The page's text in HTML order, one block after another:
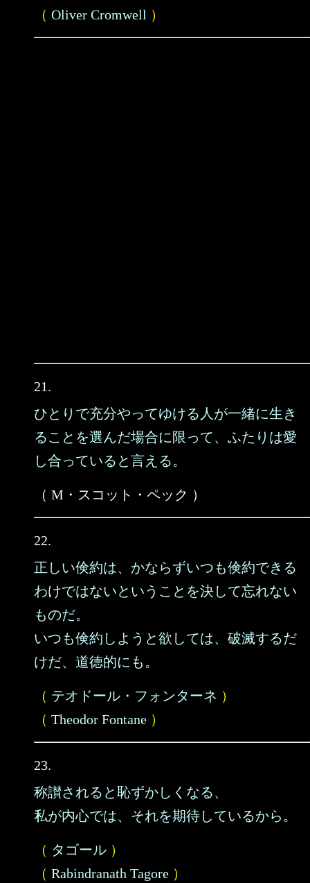
（ Oliver Cromwell ）
21.
ひとりで充分やってゆける人が一緒に生き
ることを選んだ場合に限って、ふたりは愛
し合っていると言える。
（ M・スコット・ペック ）
22.
正しい倹約は、かならずいつも倹約できる
わけではないということを決して忘れない
ものだ。
いつも倹約しようと欲しては、破滅するだ
けだ、道徳的にも。
（ テオドール・フォンターネ ）
（ Theodor Fontane ）
23.
称讃されると恥ずかしくなる、
私が内心では、それを期待しているから。
（ タゴール ）
（ Rabindranath Tagore ）